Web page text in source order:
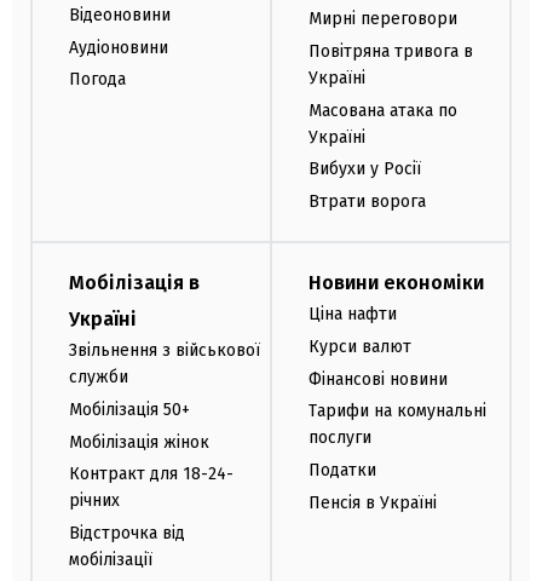
Відеоновини
Аудіоновини
Погода
Мирні переговори
Повітряна тривога в
Україні
Масована атака по
Україні
Вибухи у Росії
Втрати ворога
Мобілізація в
Україні
Звільнення з військової
служби
Мобілізація 50+
Мобілізація жінок
Контракт для 18-24-
річних
Відстрочка від
мобілізації
Новини економіки
Ціна нафти
Курси валют
Фінансові новини
Тарифи на комунальні
послуги
Податки
Пенсія в Україні